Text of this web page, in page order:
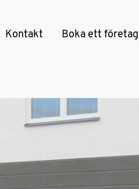
Kontakt Boka ett